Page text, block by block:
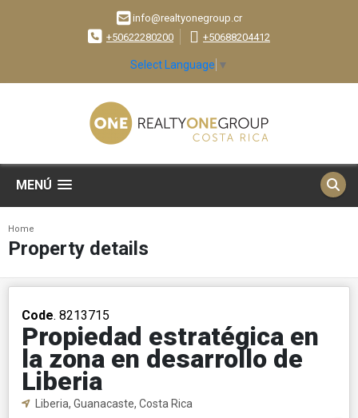
info@realtyonegroup.cr
+50622280200
+50688204412
Select Language ▼
MENÚ
Home
Property details
Code. 8213715
Propiedad estratégica en
la zona en desarrollo de
Liberia
Liberia, Guanacaste, Costa Rica